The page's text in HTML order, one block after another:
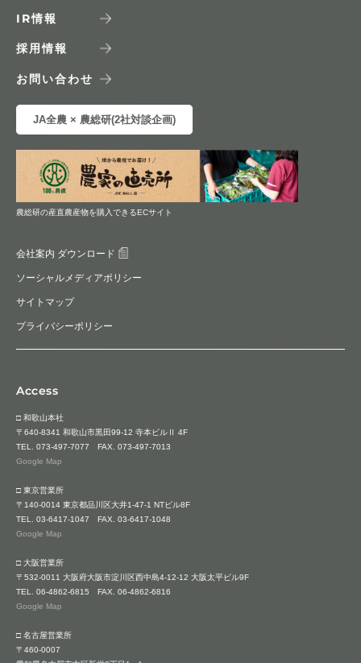
IR情報
採用情報
お問い合わせ
JA全農 × 農総研(2社対談企画)
農総研の産直農産物を購入できるECサイト
会社案内 ダウンロード
ソーシャルメディアポリシー
サイトマップ
プライバシーポリシー
Access
□ 和歌山本社
〒640-8341 和歌山市黒田99-12 寺本ビルⅡ 4F
TEL. 073-497-7077 FAX. 073-497-7013
Google Map
□ 東京営業所
〒140-0014 東京都品川区大井1-47-1 NTビル8F
TEL. 03-6417-1047 FAX. 03-6417-1048
Google Map
□ 大阪営業所
〒532-0011 大阪府大阪市淀川区西中島4-12-12 大阪太平ビル9F
TEL. 06-4862-6815 FAX. 06-4862-6816
Google Map
□ 名古屋営業所
〒460-0007